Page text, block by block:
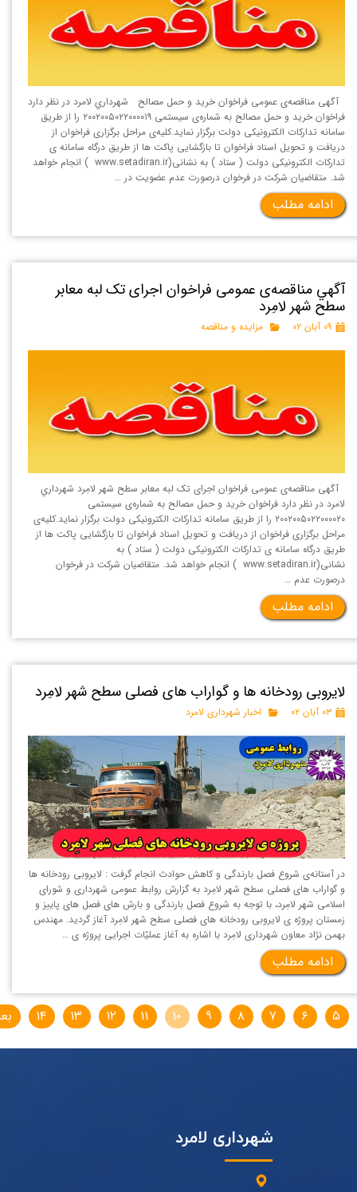
آگهی مناقصه‌ی عمومی فراخوان خرید و حمل مصالح شهرداري لامرد در نظر دارد
فراخوان خرید و حمل مصالح به شماره‌ی سیستمی ۲۰۰۲۰۰۵۰۲۲۰۰۰۰۱۹ را از طریق
سامانه تداركات الكترونيكی دولت برگزار نماید.کلیه‌ی مراحل برگزاری فراخوان از
دریافت و تحویل اسناد فراخوان تا بازگشایی پاکت ها از طریق درگاه سامانه ی
تدارکات الکترونیکی دولت ( ستاد ) به نشانی(www.setadiran.ir ) انجام خواهد
شد. متقاضیان شرکت در فرخوان درصورت عدم عضویت در …
ادامه مطلب
آگهي مناقصه‌ی عمومی فراخوان اجرای تک لبه معابر
سطح شهر لامِرد
۰۹ آبان ۰۲ مزایده و مناقصه
آگهی مناقصه‌ی عمومی فراخوان اجرای تک لبه معابر سطح شهر لامِرد شهرداري
لامرد در نظر دارد فراخوان خرید و حمل مصالح به شماره‌ی سیستمی
۲۰۰۲۰۰۵۰۲۲۰۰۰۰۲۰ را از طریق سامانه تداركات الكترونيكی دولت برگزار نماید.کلیه‌ی
مراحل برگزاری فراخوان از دریافت و تحویل اسناد فراخوان تا بازگشایی پاکت ها از
طریق درگاه سامانه ی تدارکات الکترونیکی دولت ( ستاد ) به
نشانی(www.setadiran.ir ) انجام خواهد شد. متقاضیان شرکت در فرخوان
درصورت عدم …
ادامه مطلب
لایروبی رودخانه ها و گواراب های فصلی سطح شهر لامِرد
۰۳ آبان ۰۲ اخبار شهرداری لامرد
در آستانه‌ی شروع فصل بارندگی و کاهش حوادث انجام گرفت : لایروبی رودخانه ها
و گواراب های فصلی سطح شهر لامِرد به گزارش روابط عمومی شهرداری و شورای
اسلامی شهر لامِرد، با توجه به شروع فصل بارندگی و بارش های فصل های پاییز و
زمستان پروژه ی لایروبی رودخانه های فصلی سطح شهر لامِرد آغاز گردید. مهندس
بهمن نژاد معاون شهرداری لامِرد با اشاره به آغاز عملیّات اجرایی پروژه ی …
ادامه مطلب
۵ ۶ ۷ ۸ ۹ ۱۰ ۱۱ ۱۲ ۱۳ ۱۴
شهرداری لامرد